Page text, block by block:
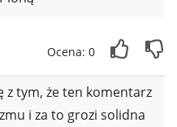
Ocena: 0
z tym, że ten komentarz
i za to grozi solidna